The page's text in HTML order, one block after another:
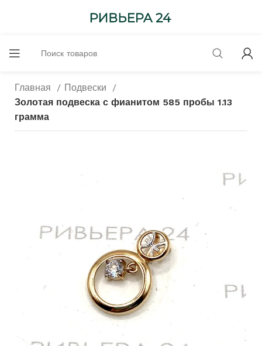
Главная
Подвески
Золотая подвеска с фианитом 585 пробы 1.13
грамма